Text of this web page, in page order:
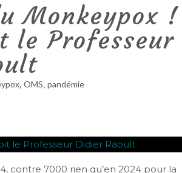
Monkeypox ! |
le Professeur
, OMS, pandémie
contre 7000 rien qu’en 2024 pour la